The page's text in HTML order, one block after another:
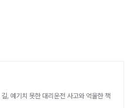
, 예기치 못한 대리운전 사고와 억울한 책